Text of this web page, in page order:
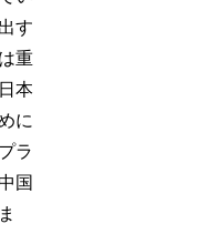
す
重
本
に
ラ
国